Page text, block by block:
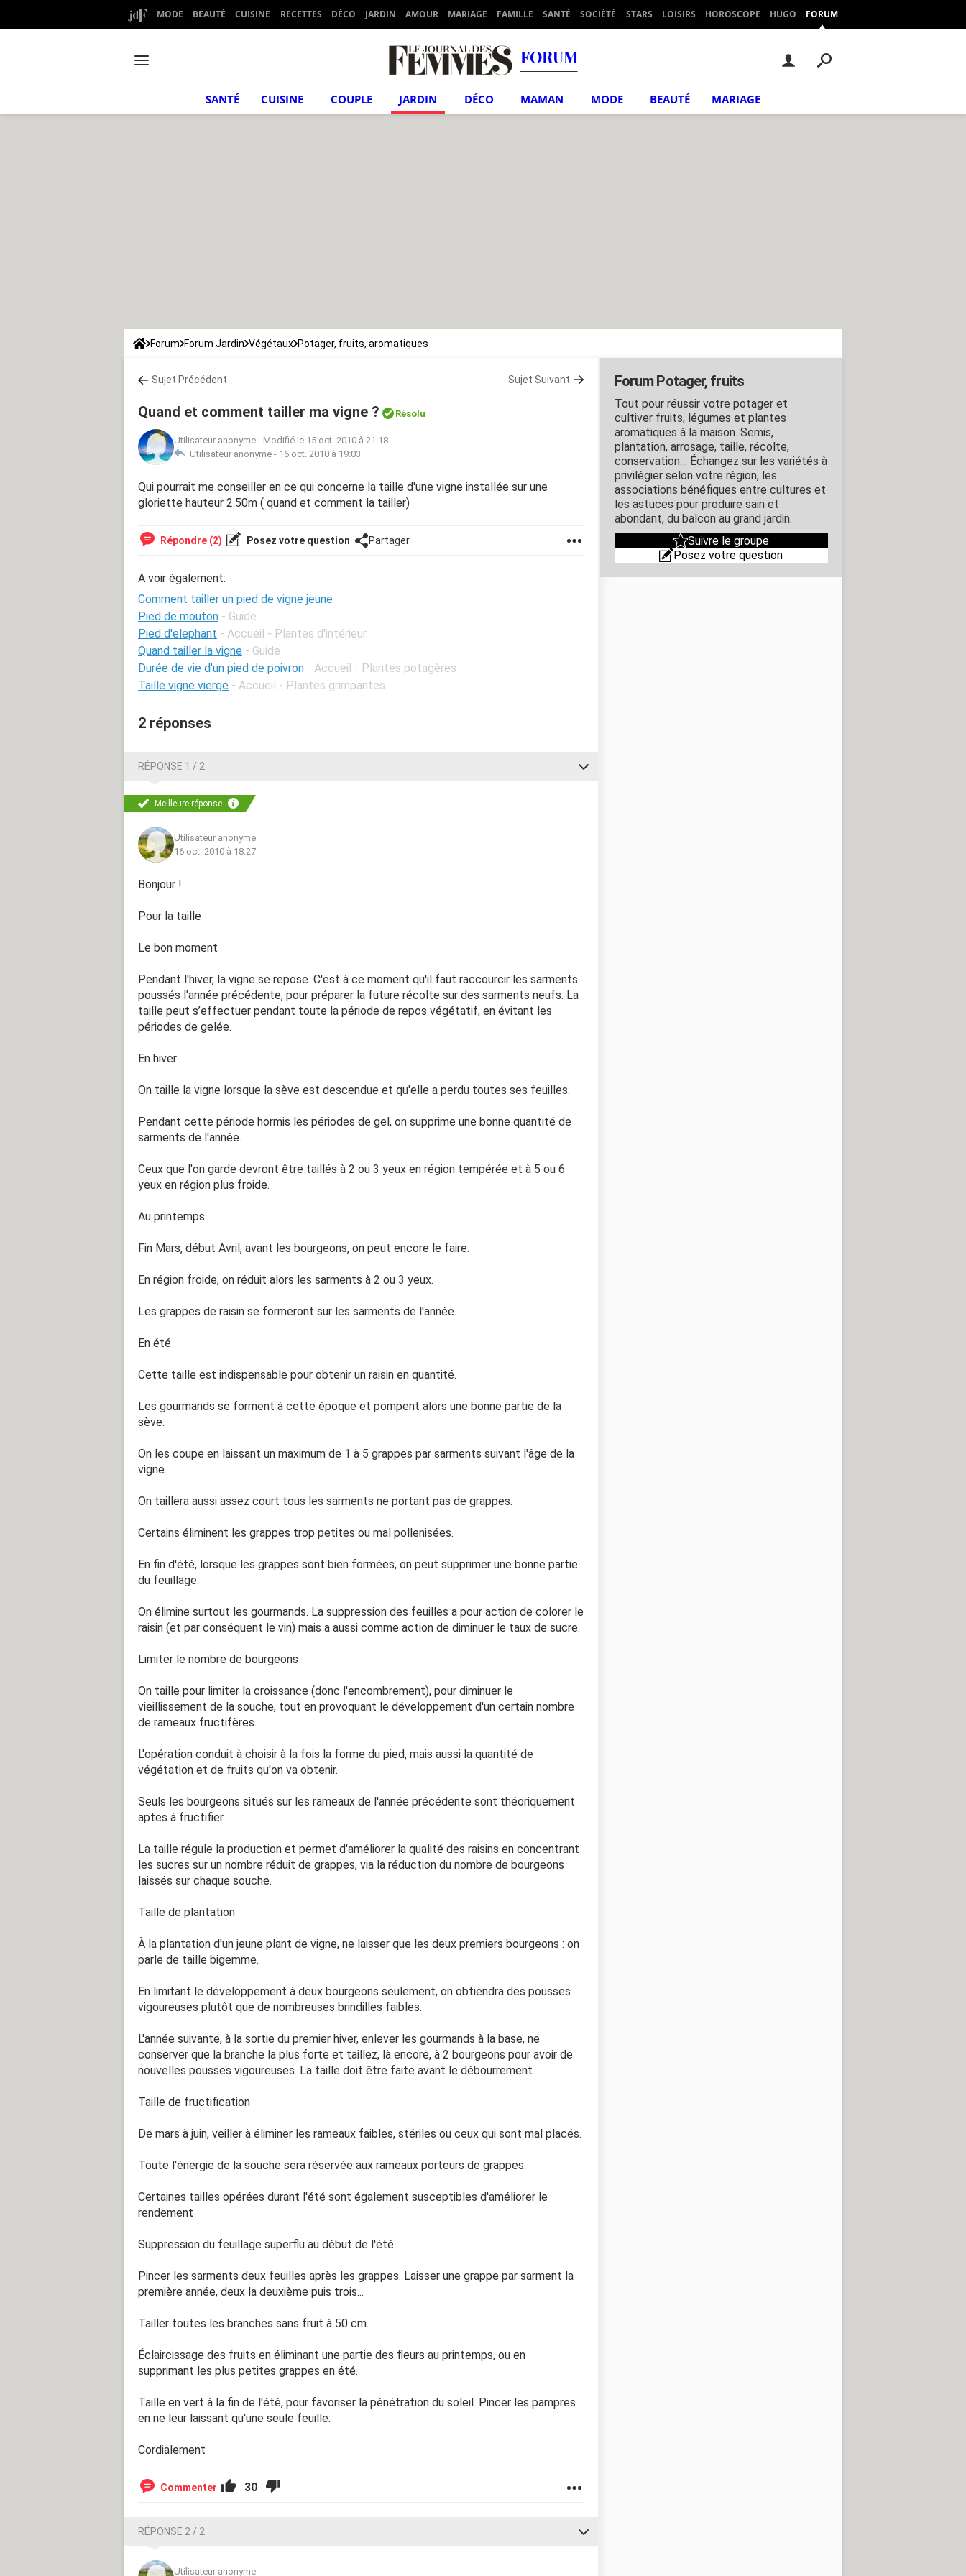
MODE BEAUTÉ CUISINE RECETTES DÉCO JARDIN AMOUR MARIAGE FAMILLE SANTÉ SOCIÉTÉ STARS LOISIRS HOROSCOPE HUGO FORUM
FORUM
SANTÉ CUISINE COUPLE JARDIN DÉCO MAMAN MODE BEAUTÉ MARIAGE
Forum Forum Jardin Végétaux Potager, fruits, aromatiques
Sujet Précédent Sujet Suivant
Quand et comment tailler ma vigne ? Résolu
Utilisateur anonyme - Modifié le 15 oct. 2010 à 21:18
Utilisateur anonyme - 16 oct. 2010 à 19:03
Qui pourrait me conseiller en ce qui concerne la taille d'une vigne installée sur une
gloriette hauteur 2.50m ( quand et comment la tailler)
Répondre (2) Posez votre question Partager
A voir également:
Comment tailler un pied de vigne jeune
Pied de mouton - Guide
Pied d'elephant - Accueil - Plantes d'intérieur
Quand tailler la vigne - Guide
Durée de vie d'un pied de poivron - Accueil - Plantes potagères
Taille vigne vierge - Accueil - Plantes grimpantes
2 réponses
RÉPONSE 1 / 2
Meilleure réponse
Utilisateur anonyme
16 oct. 2010 à 18:27
Bonjour !
Pour la taille
Le bon moment
Pendant l'hiver, la vigne se repose. C'est à ce moment qu'il faut raccourcir les sarments
poussés l'année précédente, pour préparer la future récolte sur des sarments neufs. La
taille peut s’effectuer pendant toute la période de repos végétatif, en évitant les
périodes de gelée.
En hiver
On taille la vigne lorsque la sève est descendue et qu'elle a perdu toutes ses feuilles.
Pendant cette période hormis les périodes de gel, on supprime une bonne quantité de
sarments de l'année.
Ceux que l'on garde devront être taillés à 2 ou 3 yeux en région tempérée et à 5 ou 6
yeux en région plus froide.
Au printemps
Fin Mars, début Avril, avant les bourgeons, on peut encore le faire.
En région froide, on réduit alors les sarments à 2 ou 3 yeux.
Les grappes de raisin se formeront sur les sarments de l'année.
En été
Cette taille est indispensable pour obtenir un raisin en quantité.
Les gourmands se forment à cette époque et pompent alors une bonne partie de la
sève.
On les coupe en laissant un maximum de 1 à 5 grappes par sarments suivant l'âge de la
vigne.
On taillera aussi assez court tous les sarments ne portant pas de grappes.
Certains éliminent les grappes trop petites ou mal pollenisées.
En fin d'été, lorsque les grappes sont bien formées, on peut supprimer une bonne partie
du feuillage.
On élimine surtout les gourmands. La suppression des feuilles a pour action de colorer le
raisin (et par conséquent le vin) mais a aussi comme action de diminuer le taux de sucre.
Limiter le nombre de bourgeons
On taille pour limiter la croissance (donc l'encombrement), pour diminuer le
vieillissement de la souche, tout en provoquant le développement d'un certain nombre
de rameaux fructifères.
L'opération conduit à choisir à la fois la forme du pied, mais aussi la quantité de
végétation et de fruits qu'on va obtenir.
Seuls les bourgeons situés sur les rameaux de l'année précédente sont théoriquement
aptes à fructifier.
La taille régule la production et permet d'améliorer la qualité des raisins en concentrant
les sucres sur un nombre réduit de grappes, via la réduction du nombre de bourgeons
laissés sur chaque souche.
Taille de plantation
À la plantation d'un jeune plant de vigne, ne laisser que les deux premiers bourgeons : on
parle de taille bigemme.
En limitant le développement à deux bourgeons seulement, on obtiendra des pousses
vigoureuses plutôt que de nombreuses brindilles faibles.
L'année suivante, à la sortie du premier hiver, enlever les gourmands à la base, ne
conserver que la branche la plus forte et taillez, là encore, à 2 bourgeons pour avoir de
nouvelles pousses vigoureuses. La taille doit être faite avant le débourrement.
Taille de fructification
De mars à juin, veiller à éliminer les rameaux faibles, stériles ou ceux qui sont mal placés.
Toute l'énergie de la souche sera réservée aux rameaux porteurs de grappes.
Certaines tailles opérées durant l'été sont également susceptibles d'améliorer le
rendement
Suppression du feuillage superflu au début de l'été.
Pincer les sarments deux feuilles après les grappes. Laisser une grappe par sarment la
première année, deux la deuxième puis trois...
Tailler toutes les branches sans fruit à 50 cm.
Éclaircissage des fruits en éliminant une partie des fleurs au printemps, ou en
supprimant les plus petites grappes en été.
Taille en vert à la fin de l'été, pour favoriser la pénétration du soleil. Pincer les pampres
en ne leur laissant qu'une seule feuille.
Cordialement
Commenter 30
RÉPONSE 2 / 2
Utilisateur anonyme
Forum Potager, fruits
Tout pour réussir votre potager et
cultiver fruits, légumes et plantes
aromatiques à la maison. Semis,
plantation, arrosage, taille, récolte,
conservation… Échangez sur les variétés à
privilégier selon votre région, les
associations bénéfiques entre cultures et
les astuces pour produire sain et
abondant, du balcon au grand jardin.
Suivre le groupe
Posez votre question